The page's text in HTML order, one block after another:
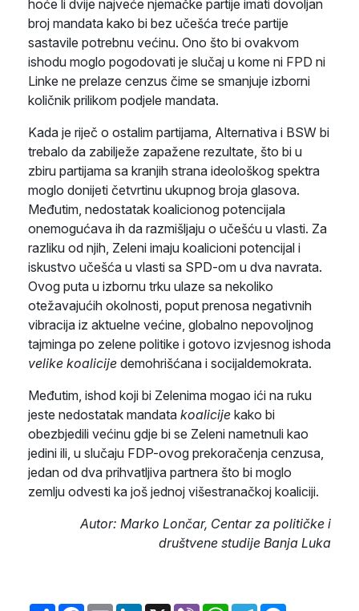
hoće li dvije najveće njemačke partije imati dovoljan
broj mandata kako bi bez učešća treće partije
sastavile potrebnu većinu. Ono što bi ovakvom
ishodu moglo pogodovati je slučaj u kome ni FPD ni
Linke ne prelaze cenzus čime se smanjuje izborni
količnik prilikom podjele mandata.
Kada je riječ o ostalim partijama, Alternativa i BSW bi
trebalo da zabilježe zapažene rezultate, što bi u
zbiru partijama sa kranjih strana ideološkog spektra
moglo donijeti četvrtinu ukupnog broja glasova.
Međutim, nedostatak koalicionog potencijala
onemogućava ih da razmišljaju o učešću u vlasti. Za
razliku od njih, Zeleni imaju koalicioni potencijal i
iskustvo učešća u vlasti sa SPD-om u dva navrata.
Ovog puta u izbornu trku ulaze sa nekoliko
otežavajućih okolnosti, poput prenosa negativnih
vibracija iz aktuelne većine, globalno nepovoljnog
tajminga po zelene politike i gotovo izvjesnog ishoda
velike koalicije demohrišćana i socijaldemokrata.
Međutim, ishod koji bi Zelenima mogao ići na ruku
jeste nedostatak mandata koalicije kako bi
obezbjedili većinu gdje bi se Zeleni nametnuli kao
jedini ili, u slučaju FDP-ovog prekoračenja cenzusa,
jedan od dva prihvatljiva partnera što bi moglo
zemlju odvesti ka još jednoj višestranačkoj koaliciji.
Autor: Marko Lončar, Centar za političke i
društvene studije Banja Luka